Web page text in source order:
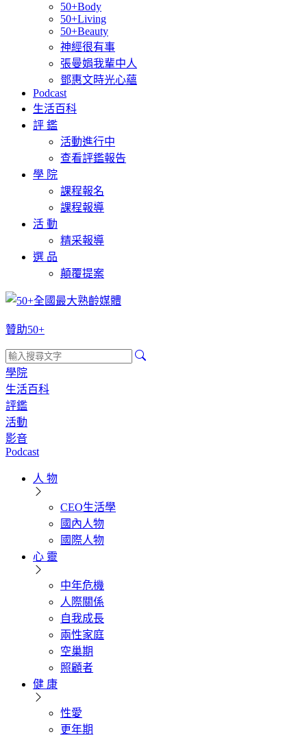
50+Body
50+Living
50+Beauty
神經很有事
張曼娟我輩中人
鄧惠文時光心蘊
Podcast
生活百科
評 鑑
活動進行中
查看評鑑報告
學 院
課程報名
課程報導
活 動
精采報導
選 品
顛覆提案
贊助50+
學院
生活百科
評鑑
活動
影音
Podcast
人 物
CEO生活學
國內人物
國際人物
心 靈
中年危機
人際關係
自我成長
兩性家庭
空巢期
照顧者
健 康
性愛
更年期